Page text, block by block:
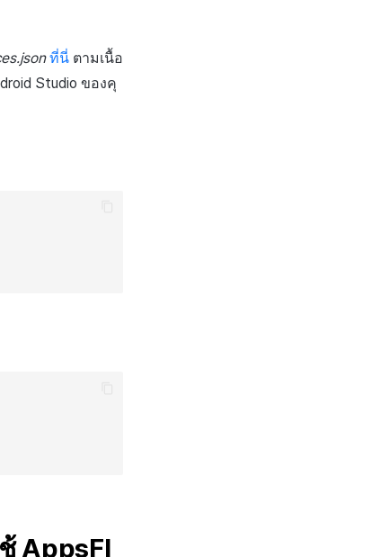
ที่นี่ ตามเนื้อ
Studio ของคุ
AppsFl